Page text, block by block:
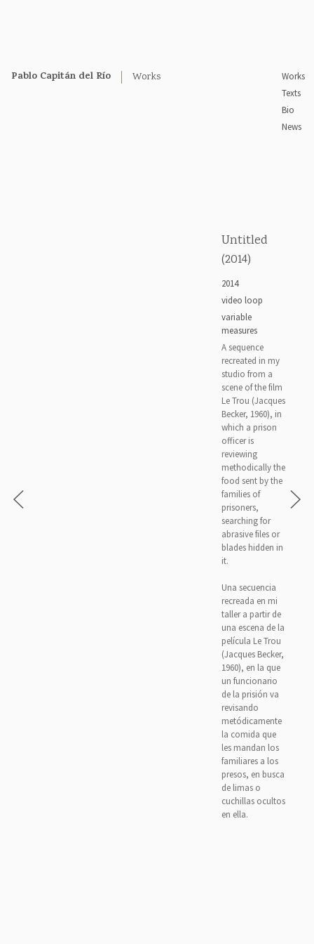
Pablo Capitán del Río Works
Works
Texts
Bio
News
Untitled
(2014)
2014
video loop
variable
measures
A sequence
recreated in my
studio from a
scene of the film
Le Trou (Jacques
Becker, 1960), in
which a prison
officer is
reviewing
methodically the
food sent by the
families of
prisoners,
searching for
abrasive files or
blades hidden in
it.
Una secuencia
recreada en mi
taller a partir de
una escena de la
película Le Trou
(Jacques Becker,
1960), en la que
un funcionario
de la prisión va
revisando
metódicamente
la comida que
les mandan los
familiares a los
presos, en busca
de limas o
cuchillas ocultos
en ella.